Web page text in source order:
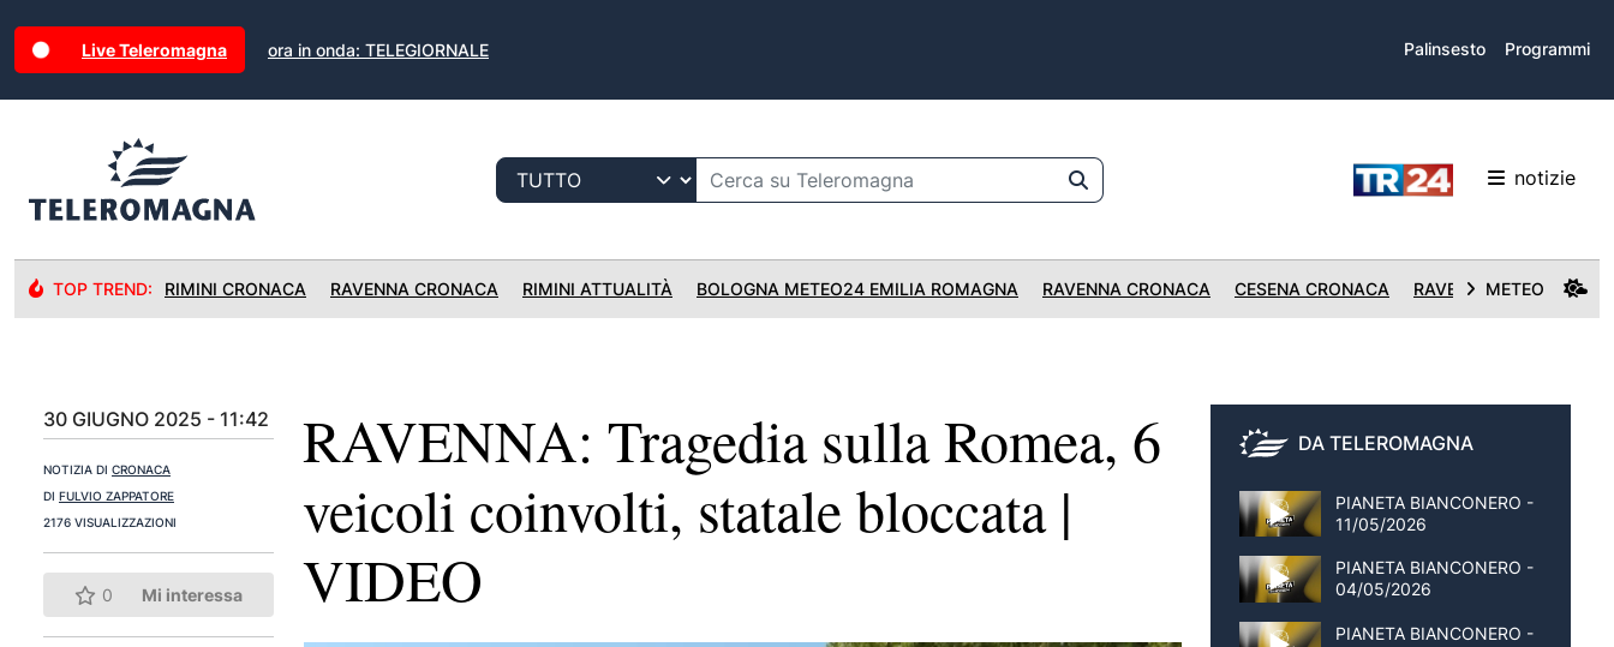
Live Teleromagna ora in onda: TELEGIORNALE Palinsesto Programmi
notizie
TOP TREND: RIMINI CRONACA RAVENNA CRONACA RIMINI ATTUALITÀ BOLOGNA METEO24 EMILIA ROMAGNA RAVENNA CRONACA CESENA CRONACA RAVENNA CRONACA
METEO
30 GIUGNO 2025 - 11:42
NOTIZIA DI CRONACA
DI FULVIO ZAPPATORE
2176 VISUALIZZAZIONI
0 Mi interessa
RAVENNA: Tragedia sulla Romea, 6
veicoli coinvolti, statale bloccata |
VIDEO
DA TELEROMAGNA
PIANETA BIANCONERO -
11/05/2026
PIANETA BIANCONERO -
04/05/2026
PIANETA BIANCONERO -